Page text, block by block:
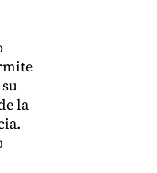
la